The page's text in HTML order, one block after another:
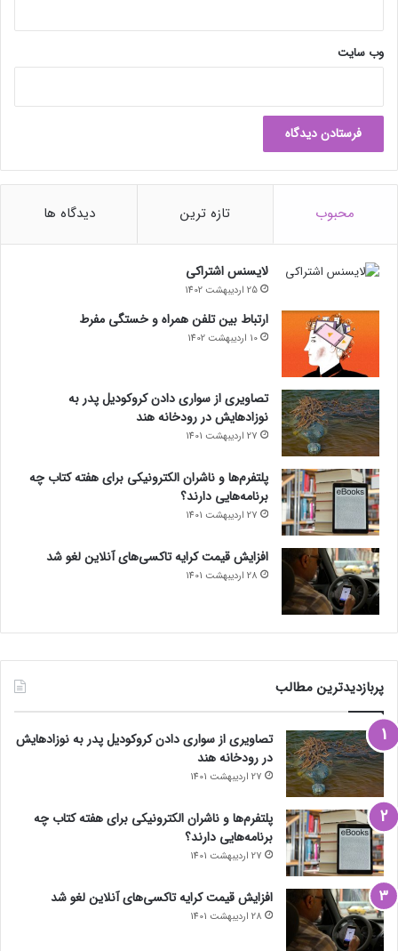
وب‌ سایت
محبوب تازه ترین دیدگاه ها
لایسنس اشتراکی
25 اردیبهشت 1402
ارتباط بین تلفن همراه و خستگی مفرط
10 اردیبهشت 1402
تصاویری از سواری دادن کروکودیل پدر به
نوزادهایش در رودخانه هند
27 اردیبهشت 1401
پلتفرم‌ها و ناشران الکترونیکی برای هفته کتاب چه
برنامه‌هایی دارند؟
27 اردیبهشت 1401
افزایش قیمت کرایه تاکسی‌های آنلاین لغو شد
28 اردیبهشت 1401
پربازدیدترین مطالب
تصاویری از سواری دادن کروکودیل پدر به نوزادهایش
در رودخانه هند
27 اردیبهشت 1401
پلتفرم‌ها و ناشران الکترونیکی برای هفته کتاب چه
برنامه‌هایی دارند؟
27 اردیبهشت 1401
افزایش قیمت کرایه تاکسی‌های آنلاین لغو شد
28 اردیبهشت 1401